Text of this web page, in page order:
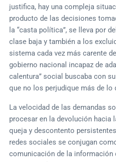
justifica, hay una compleja
producto de las decisiones
la “casta política”, se lleva por
clase baja y también a los
sistema cada vez más carente
gobierno nacional incapaz de
calentura” social buscaba con
que no los perjudique más de lo
La velocidad de las demandas
procesar en la devolución hacia
queja y descontento
redes sociales se conjugan
comunicación de la